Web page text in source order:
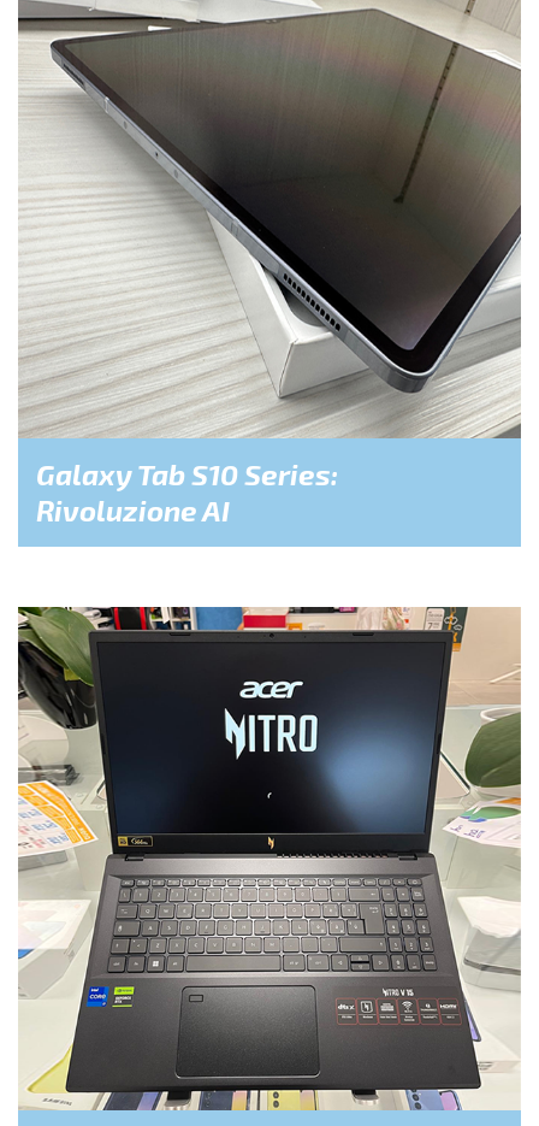
Galaxy Tab S10 Series:
Rivoluzione AI